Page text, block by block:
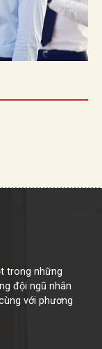
trong những
đội ngũ nhân
với phương